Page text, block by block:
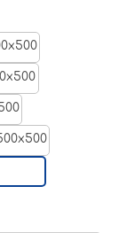
9006